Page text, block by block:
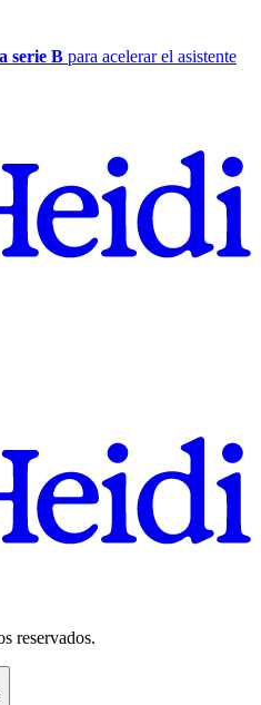
serie B para acelerar el asistente
reservados.